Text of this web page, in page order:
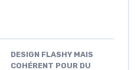
DESIGN FLASHY MAIS
COHÉRENT POUR DU